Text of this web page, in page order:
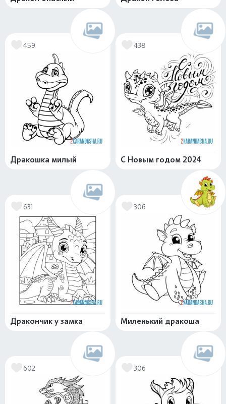
459
Дракошка милый
438
С Новым годом 2024
631
Дракончик у замка
306
Миленький дракоша
602 306